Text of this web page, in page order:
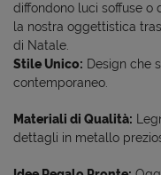
diffondono luci soffuse o
la nostra oggettistica
di Natale.
Stile Unico: Design che
contemporaneo.
Materiali di Qualità:
dettagli in metallo